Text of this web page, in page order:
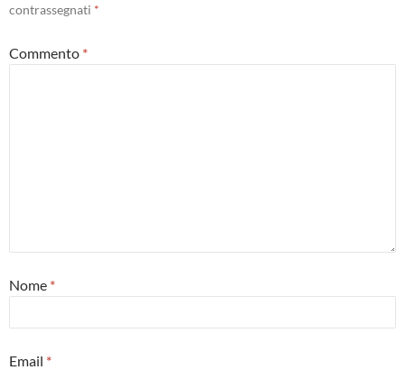
contrassegnati *
Commento *
Nome *
Email *